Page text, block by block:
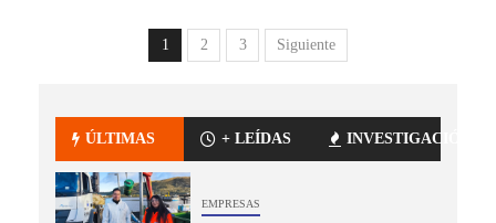
1 2 3 Siguiente
ÚLTIMAS + LEÍDAS INVESTIGACIÓN
EMPRESAS